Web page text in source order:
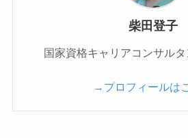
柴田登子
国家資格キャリアコンサル
→プロフィールは